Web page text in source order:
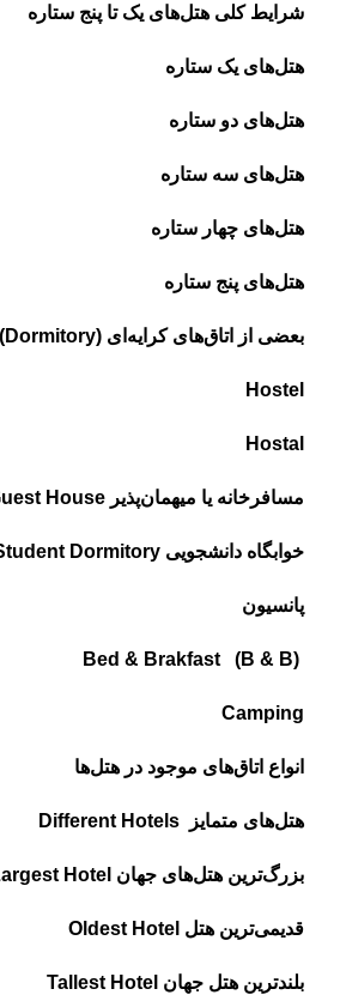
شرایط کلی هتل‌های یک تا پنج ستاره
هتل‌های یک ستاره
هتل‌های دو ستاره
هتل‌های سه ستاره
هتل‌های چهار ستاره
هتل‌های پنج ستاره
بعضی از اتاق‌های کرایه‌ای (Dormitory)
Hostel
Hostal
مسافرخانه یا میهمان‌پذیر Guest House
خوابگاه دانشجویی Student Dormitory
پانسیون
(B & B) Bed & Brakfast
Camping
انواع اتاق‌های موجود در هتل‌ها
هتل‌های متمایز ‌ Different Hotels
بزرگ‌ترین هتل‌های جهان Largest Hotel
قدیمی‌ترین هتل‌ Oldest Hotel
بلندترین هتل جهان Tallest Hotel